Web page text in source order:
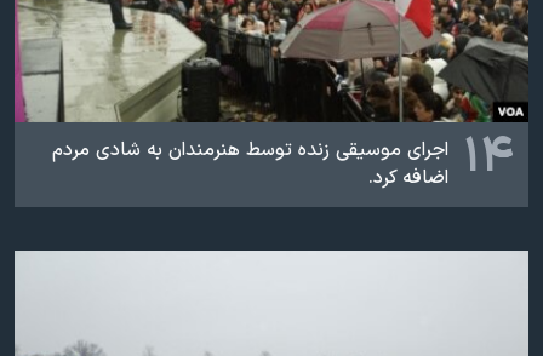
۱۴
اجرای موسيقی زنده توسط هنرمندان به شادی مردم
اضافه کرد.